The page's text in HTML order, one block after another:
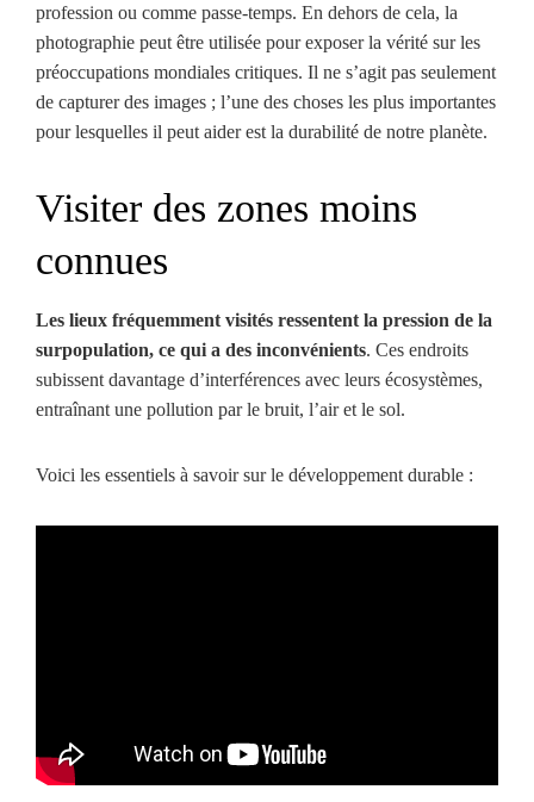
profession ou comme passe-temps. En dehors de cela, la
photographie peut être utilisée pour exposer la vérité sur les
préoccupations mondiales critiques. Il ne s’agit pas seulement
de capturer des images ; l’une des choses les plus importantes
pour lesquelles il peut aider est la durabilité de notre planète.
Visiter des zones moins
connues
Les lieux fréquemment visités ressentent la pression de la
surpopulation, ce qui a des inconvénients. Ces endroits
subissent davantage d’interférences avec leurs écosystèmes,
entraînant une pollution par le bruit, l’air et le sol.
Voici les essentiels à savoir sur le développement durable :